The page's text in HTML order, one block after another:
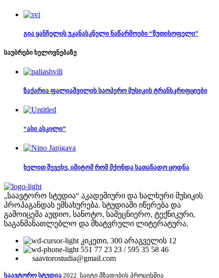
გია ყანჩელის უკანასკნელი ნაწარმოები “წუთისოფელი”
საუბრები ხელოვნებაზე
ზაქარია ფალიაშვილის საოპერო მუსიკის ტრანსკრიფციები
“ასი ასკილი”
ხელით შევეხე, იმიტომ რომ მქონდა სათანადო ცოდნა
„საავტორო სტუდია“ აკადემიური და ხალხური მუსიკის
პროპაგანდას ემსახურება. სტუდიაში იწერება და
გამოიცემა აუდიო, სანოტო, სამეცნიერო, ტექნიკური,
საგანმანათლებლო და მხატვრული ლიტერატურა.
კიკეთი, 300 არაგველის 12
551 77 23 23 / 595 35 58 46
saavtorostudia@gmail.com
საავტორო სტუდია 2022. საიტი მზადების პროცესშია